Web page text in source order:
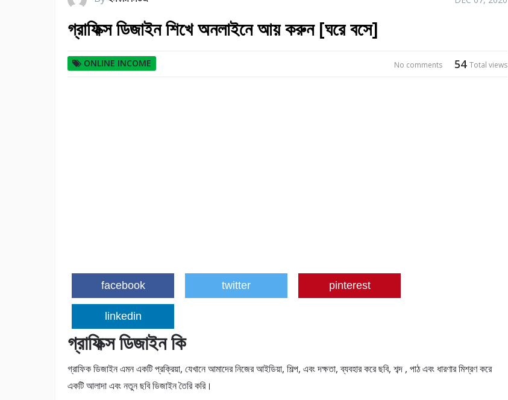
গ্রাফিক্স ডিজাইন শিখে অনলাইনে আয় করুন [ঘরে বসে]
ONLINE INCOME 54 Total views
No comments
facebook twitter pinterest
linkedin
গ্রাফিক্স ডিজাইন কি
গ্রাফিক ডিজাইন এমন একটি প্রক্রিয়া, যেখানে আমাদের নিজের আইডিয়া, শিল্প, এবং দক্ষতা, ব্যবহার করে ছবি, শব্দ , পাঠ এবং ধারণার মিশ্রণ করে
একটি আলাদা এবং নতুন ছবি ডিজাইন তৈরি করি।